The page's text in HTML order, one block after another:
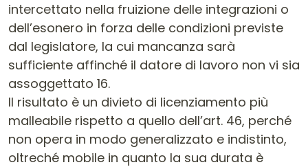
intercettato nella fruizione delle integrazioni o
dell’esonero in forza delle condizioni previste
dal legislatore, la cui mancanza sarà
sufficiente affinché il datore di lavoro non vi sia
assoggettato 16.
Il risultato è un divieto di licenziamento più
malleabile rispetto a quello dell’art. 46, perché
non opera in modo generalizzato e indistinto,
oltreché mobile in quanto la sua durata è